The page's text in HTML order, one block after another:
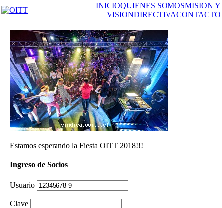
INICIOQUIENES SOMOSMISION Y
VISIONDIRECTIVACONTACTO
Estamos esperando la Fiesta OITT 2018!!!
Ingreso de Socios
Usuario
Clave